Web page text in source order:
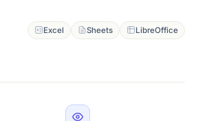
Excel Sheets LibreOffice